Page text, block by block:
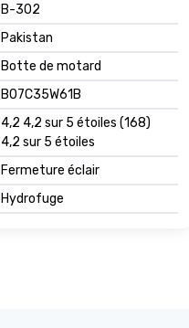
B-302
Pakistan
Botte de motard
B07C35W61B
4,2 4,2 sur 5 étoiles (168)
4,2 sur 5 étoiles
Fermeture éclair
Hydrofuge